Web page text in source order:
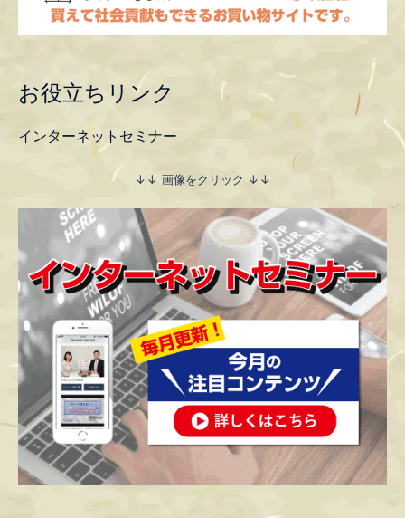
お役立ちリンク
インターネットセミナー
↓↓ 画像をクリック ↓↓